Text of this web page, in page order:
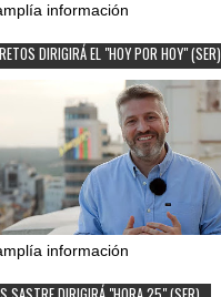
información
DIRIGIRÁ EL "HOY POR HOY" (SER)
información